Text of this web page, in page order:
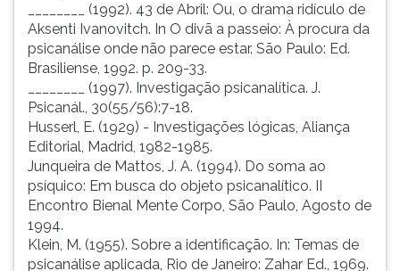
________ (1992). 43 de Abril: Ou, o drama ridículo de
Aksenti Ivanovitch. In O divã a passeio: À procura da
psicanálise onde não parece estar. São Paulo: Ed.
Brasiliense, 1992. p. 209-33.
________ (1997). Investigação psicanalítica. J.
Psicanál., 30(55/56):7-18.
Husserl, E. (1929) - Investigações lógicas, Aliança
Editorial, Madrid, 1982-1985.
Junqueira de Mattos, J. A. (1994). Do soma ao
psíquico: Em busca do objeto psicanalítico. II
Encontro Bienal Mente Corpo, São Paulo, Agosto de
1994.
Klein, M. (1955). Sobre a identificação. In: Temas de
psicanálise aplicada, Rio de Janeiro: Zahar Ed., 1969.